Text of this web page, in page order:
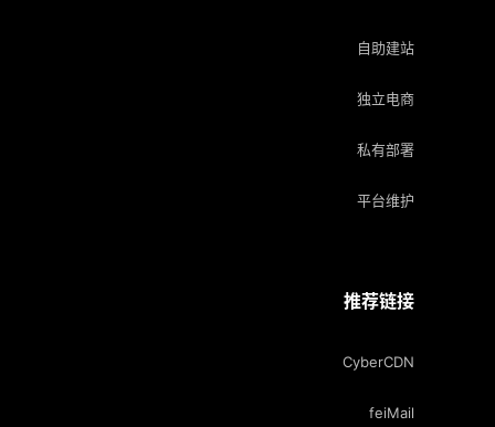
自助建站
独立电商
私有部署
平台维护
推荐链接
CyberCDN
feiMail